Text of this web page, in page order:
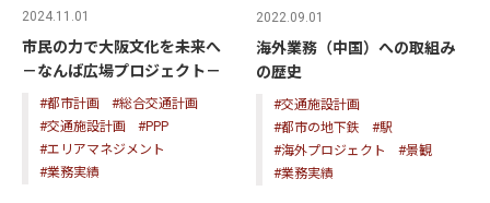
2024.11.01
市民の力で大阪文化を未来へ
－なんば広場プロジェクト－
#都市計画
#総合交通計画
#交通施設計画
#PPP
#エリアマネジメント
#業務実績
2022.09.01
海外業務（中国）への取組み
の歴史
#交通施設計画
#都市の地下鉄
#駅
#海外プロジェクト
#景観
#業務実績